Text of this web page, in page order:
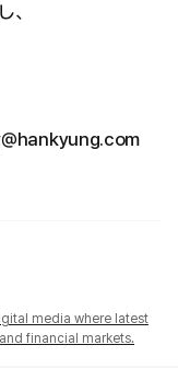
、
media where latest
financial markets.